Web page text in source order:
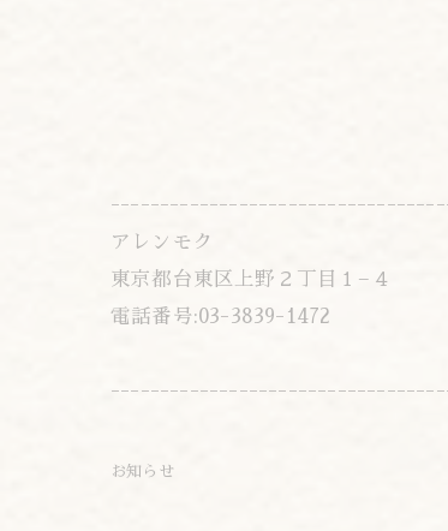
アレンモク
東京都台東区上野２丁目１−４
電話番号:03-3839-1472
お知らせ